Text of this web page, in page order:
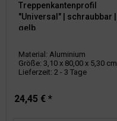
Treppenkantenprofil
"Universal" | schraubbar |
gelb
Material: Aluminium
Größe: 3,10 x 80,00 x 5,30 cm
Lieferzeit: 2 - 3 Tage
24,45 € *